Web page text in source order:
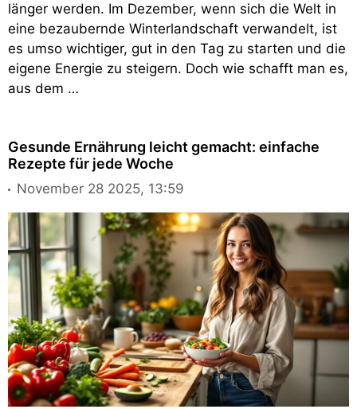
länger werden. Im Dezember, wenn sich die Welt in
eine bezaubernde Winterlandschaft verwandelt, ist
es umso wichtiger, gut in den Tag zu starten und die
eigene Energie zu steigern. Doch wie schafft man es,
aus dem …
Gesunde Ernährung leicht gemacht: einfache
Rezepte für jede Woche
November 28 2025, 13:59